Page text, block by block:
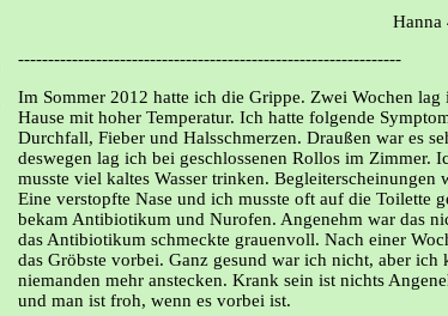
Hanna
----------------------------------------------------------------
Im Sommer 2012 hatte ich die Grippe. Zwei Wochen lag
Hause mit hoher Temperatur. Ich hatte folgende
Durchfall, Fieber und Halsschmerzen. Draußen war es
deswegen lag ich bei geschlossenen Rollos im Zimmer.
musste viel kaltes Wasser trinken. Begleiterscheinungen
Eine verstopfte Nase und ich musste oft auf die Toilette
bekam Antibiotikum und Nurofen. Angenehm war das
das Antibiotikum schmeckte grauenvoll. Nach einer
das Gröbste vorbei. Ganz gesund war ich nicht, aber ich
niemanden mehr anstecken. Krank sein ist nichts
und man ist froh, wenn es vorbei ist.